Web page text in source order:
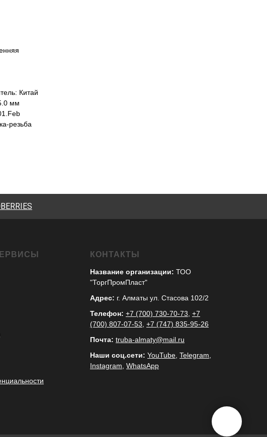
Китай
мм
резьба
КОНТАКТЫ
Название организации: ТОО
"ТоргПромПласт"
Адрес: г. Алматы ул. Стасова 102/2
Телефон: +7 (700) 730-70-73 +7
(700) 807-07-53 +7 (747) 835-95-26
Почта: truba-almaty@mail.ru
Наши соц.сети: YouTube Telegram
Instagram WhatsApp